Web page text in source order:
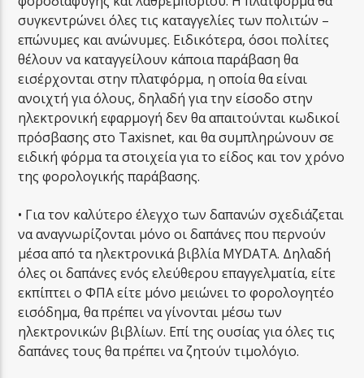
συγκεντρώνει όλες τις καταγγελίες των πολιτών –
επώνυμες και ανώνυμες. Ειδικότερα, όσοι πολίτες
θέλουν να καταγγείλουν κάποια παράβαση θα
εισέρχονται στην πλατφόρμα, η οποία θα είναι
ανοιχτή για όλους, δηλαδή για την είσοδο στην
ηλεκτρονική εφαρμογή δεν θα απαιτούνται κωδικοί
πρόσβασης στο Taxisnet, και θα συμπληρώνουν σε
ειδική φόρμα τα στοιχεία για το είδος και τον χρόνο
της φορολογικής παράβασης.
• Για τον καλύτερο έλεγχο των δαπανών σχεδιάζεται
να αναγνωρίζονται μόνο οι δαπάνες που περνούν
μέσα από τα ηλεκτρονικά βιβλία MYDATA. Δηλαδή
όλες οι δαπάνες ενός ελεύθερου επαγγελματία, είτε
εκπίπτει ο ΦΠΑ είτε μόνο μειώνει το φορολογητέο
εισόδημα, θα πρέπει να γίνονται μέσω των
ηλεκτρονικών βιβλίων. Επί της ουσίας για όλες τις
δαπάνες τους θα πρέπει να ζητούν τιμολόγιο.